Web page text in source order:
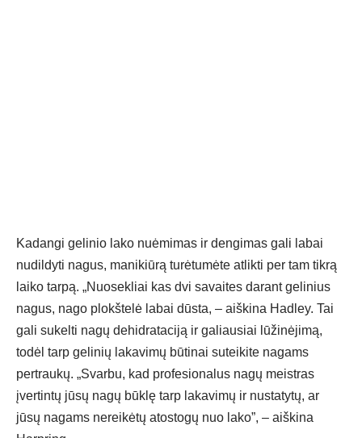
Kadangi gelinio lako nuėmimas ir dengimas gali labai
nudildyti nagus, manikiūrą turėtumėte atlikti per tam tikrą
laiko tarpą. „Nuosekliai kas dvi savaites darant gelinius
nagus, nago plokštelė labai dūsta, – aiškina Hadley. Tai
gali sukelti nagų dehidrataciją ir galiausiai lūžinėjimą,
todėl tarp gelinių lakavimų būtinai suteikite nagams
pertraukų. „Svarbu, kad profesionalus nagų meistras
įvertintų jūsų nagų būklę tarp lakavimų ir nustatytų, ar
jūsų nagams nereikėtų atostogų nuo lako”, – aiškina